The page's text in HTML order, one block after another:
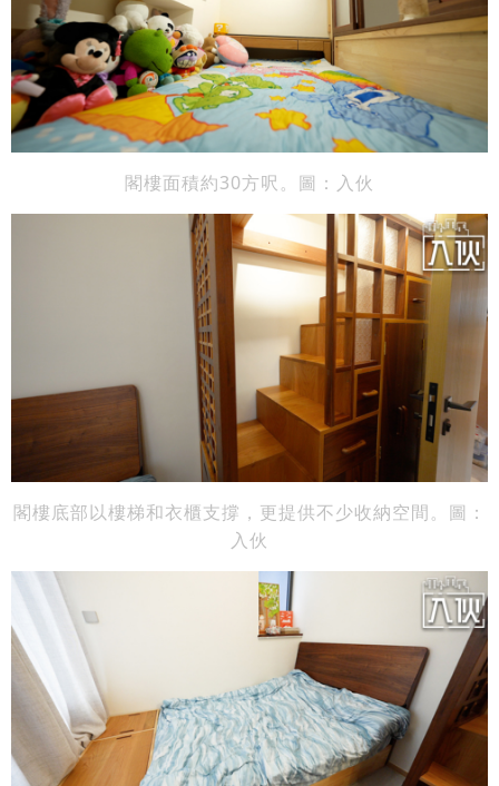
閣樓面積約30方呎。圖：入伙
閣樓底部以樓梯和衣櫃支撐，更提供不少收納空間。圖：
入伙